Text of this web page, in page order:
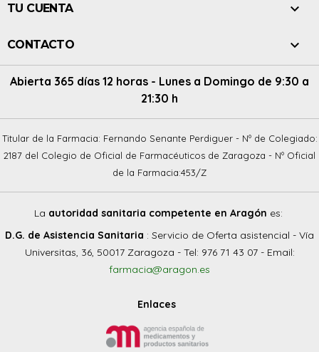
TU CUENTA 
CONTACTO 
Abierta 365 días 12 horas - Lunes a Domingo de 9:30 a
21:30 h
Titular de la Farmacia: Fernando Senante Perdiguer - Nº de Colegiado:
2187 del Colegio de Oficial de Farmacéuticos de Zaragoza - Nº Oficial
de la Farmacia:453/Z
La autoridad sanitaria competente en Aragón es:
D.G. de Asistencia Sanitaria : Servicio de Oferta asistencial - Vía
Universitas, 36, 50017 Zaragoza - Tel: 976 71 43 07 - Email:
farmacia@aragon.es
Enlaces